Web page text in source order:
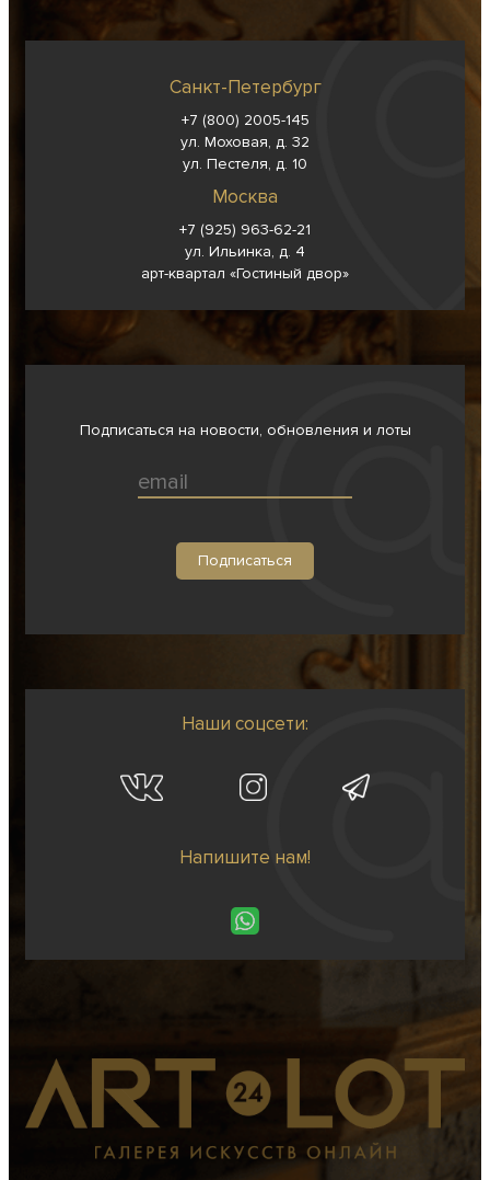
Санкт-Петербург
+7 (800) 2005-145
ул. Моховая, д. 32
ул. Пестеля, д. 10
Москва
+7 (925) 963-62-21
ул. Ильинка, д. 4
арт-квартал «Гостиный двор»
Подписаться на новости, обновления и лоты
Наши соцсети:
Напишите нам!